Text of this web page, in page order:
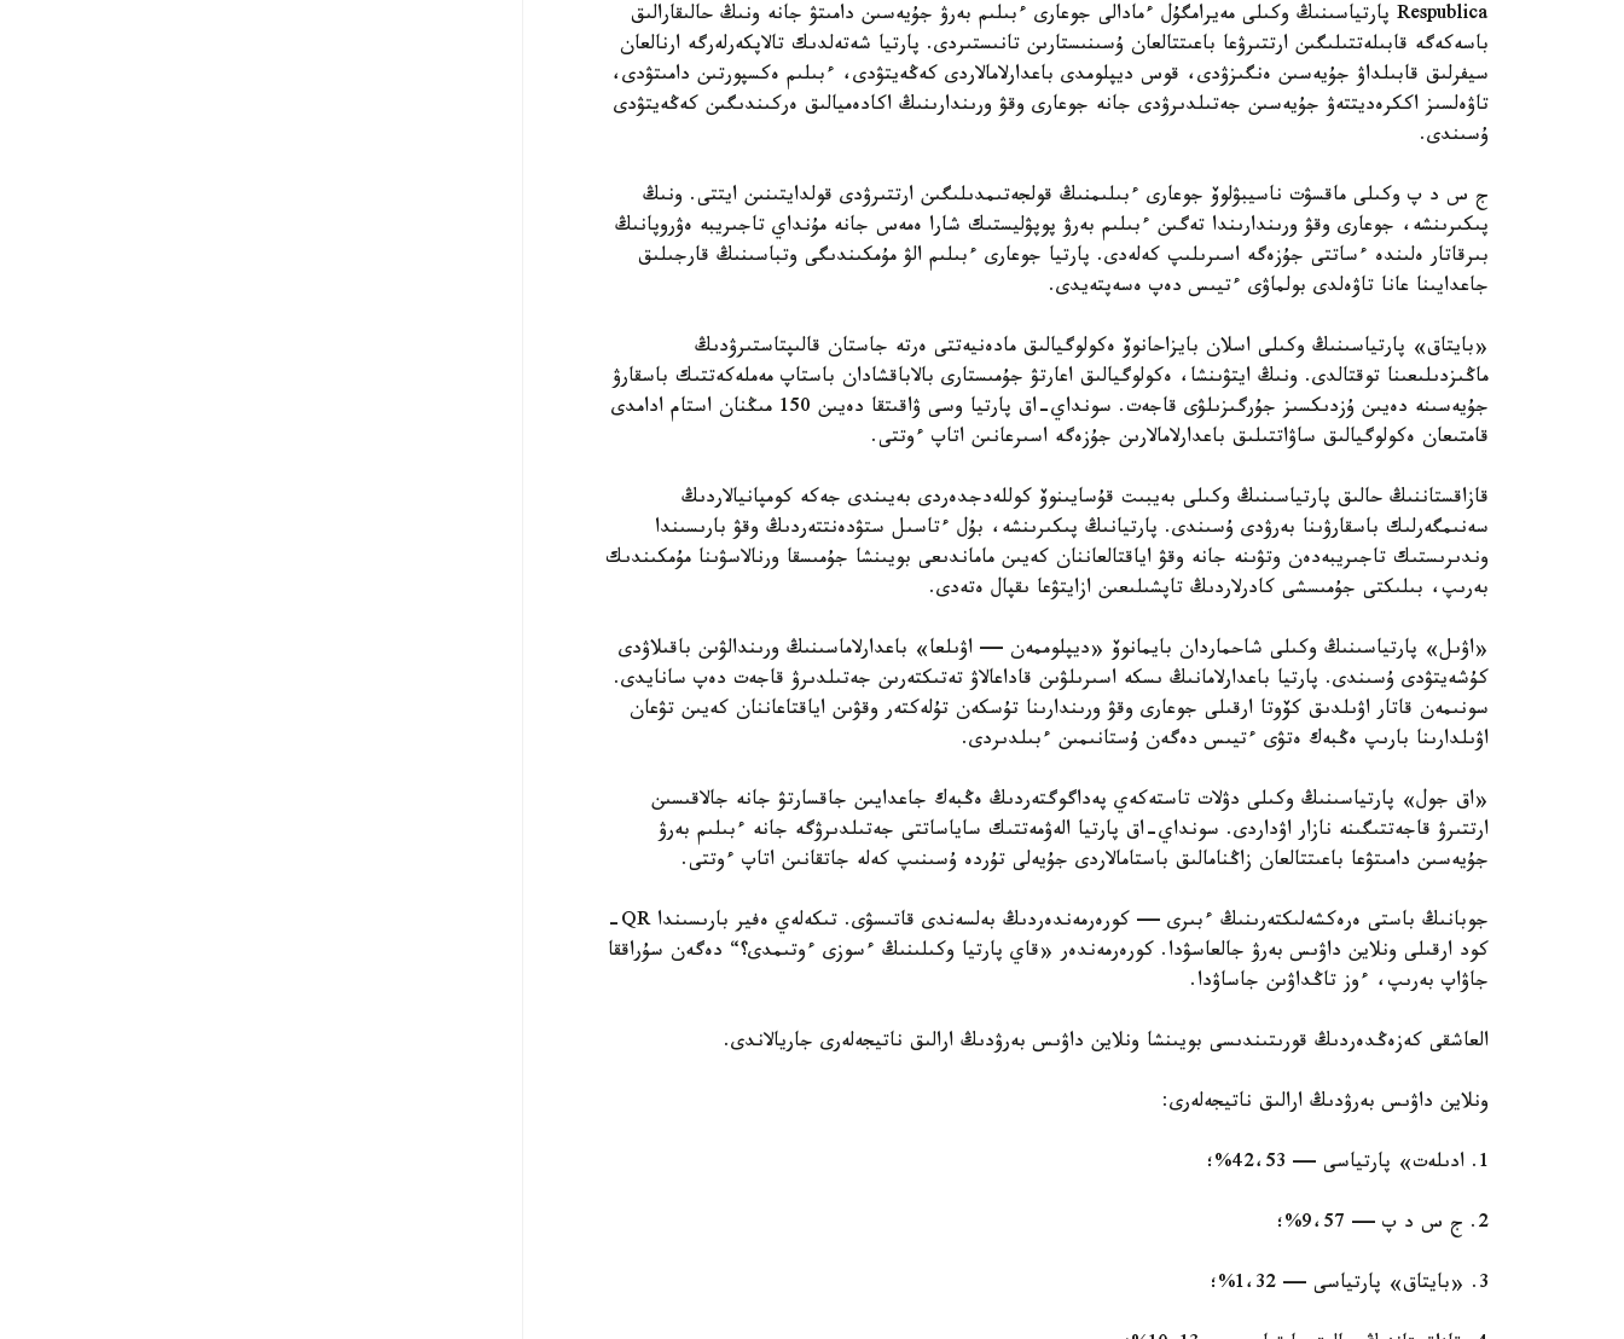
Respublica پارتياسىنىڭ وكىلى مەيرامگۇل ءمادالى جوعارى ءبىلىم بەرۋ جۇيەسىن دامىتۋ جانە ونىڭ حالىقارالىق
باسەكەگە قابىلەتتىلىگىن ارتتىرۋعا باعىتتالعان ۇسىنىستارىن تانىستىردى. پارتيا شەتەلدىك تالاپكەرلەرگە ارنالعان
سيفرلىق قابىلداۋ جۇيەسىن ەنگىزۋدى، قوس ديپلومدى باعدارلامالاردى كەڭەيتۋدى، ءبىلىم ەكسپورتىن دامىتۋدى،
تاۋەلسىز اككرەديتتەۋ جۇيەسىن جەتىلدىرۋدى جانە جوعارى وقۋ ورىندارىنىڭ اكادەميالىق ەركىندىگىن كەڭەيتۋدى
ۇسىندى.
ج س د پ وكىلى ماقسۋت ناسيبۋلوۆ جوعارى ءبىلىمنىڭ قولجەتىمدىلىگىن ارتتىرۋدى قولدايتىنىن ايتتى. ونىڭ
پىكىرىنشە، جوعارى وقۋ ورىندارىندا تەگىن ءبىلىم بەرۋ پوپۋليستىك شارا ەمەس جانە مۇنداي تاجىريبە ەۋروپانىڭ
بىرقاتار ەلىندە ءساتتى جۇزەگە اسىرىلىپ كەلەدى. پارتيا جوعارى ءبىلىم الۋ مۇمكىندىگى وتباسىنىڭ قارجىلىق
جاعدايىنا عانا تاۋەلدى بولماۋى ءتيىس دەپ ەسەپتەيدى.
«بايتاق» پارتياسىنىڭ وكىلى اسلان بايزاحانوۆ ەكولوگيالىق مادەنيەتتى ەرتە جاستان قالىپتاستىرۋدىڭ
ماڭىزدىلىعىنا توقتالدى. ونىڭ ايتۋىنشا، ەكولوگيالىق اعارتۋ جۇمىستارى بالاباقشادان باستاپ مەملەكەتتىك باسقارۋ
جۇيەسىنە دەيىن ۇزدىكسىز جۇرگىزىلۋى قاجەت. سونداي-اق پارتيا وسى ۋاقىتقا دەيىن 150 مىڭنان استام ادامدى
قامتىعان ەكولوگيالىق ساۋاتتىلىق باعدارلامالارىن جۇزەگە اسىرعانىن اتاپ ءوتتى.
قازاقستاننىڭ حالىق پارتياسىنىڭ وكىلى بەيبىت قۇسايىنوۆ كوللەدجدەردى بەيىندى جەكە كومپانيالاردىڭ
سەنىمگەرلىك باسقارۋىنا بەرۋدى ۇسىندى. پارتيانىڭ پىكىرىنشە، بۇل ءتاسىل ستۋدەنتتەردىڭ وقۋ بارىسىندا
وندىرىستىك تاجىريبەدەن وتۋىنە جانە وقۋ اياقتالعاننان كەيىن ماماندىعى بويىنشا جۇمىسقا ورنالاسۋىنا مۇمكىندىك
بەرىپ، بىلىكتى جۇمىسشى كادرلاردىڭ تاپشىلىعىن ازايتۋعا ىقپال ەتەدى.
«اۋىل» پارتياسىنىڭ وكىلى شاحماردان بايمانوۆ «ديپلوممەن — اۋىلعا» باعدارلاماسىنىڭ ورىندالۋىن باقىلاۋدى
كۇشەيتۋدى ۇسىندى. پارتيا باعدارلامانىڭ ىسكە اسىرىلۋىن قاداعالاۋ تەتىكتەرىن جەتىلدىرۋ قاجەت دەپ سانايدى.
سونىمەن قاتار اۋىلدىق كۆوتا ارقىلى جوعارى وقۋ ورىندارىنا تۇسكەن تۇلەكتەر وقۋىن اياقتاعاننان كەيىن تۋعان
اۋىلدارىنا بارىپ ەڭبەك ەتۋى ءتيىس دەگەن ۇستانىمىن ءبىلدىردى.
«اق جول» پارتياسىنىڭ وكىلى دۋلات تاستەكەي پەداگوگتەردىڭ ەڭبەك جاعدايىن جاقسارتۋ جانە جالاقىسىن
ارتتىرۋ قاجەتتىگىنە نازار اۋداردى. سونداي-اق پارتيا الەۋمەتتىك ساياساتتى جەتىلدىرۋگە جانە ءبىلىم بەرۋ
جۇيەسىن دامىتۋعا باعىتتالعان زاڭنامالىق باستامالاردى جۇيەلى تۇردە ۇسىنىپ كەلە جاتقانىن اتاپ ءوتتى.
جوبانىڭ باستى ەرەكشەلىكتەرىنىڭ ءبىرى — كورەرمەندەردىڭ بەلسەندى قاتىسۋى. تىكەلەي ەفير بارىسىندا QR-
كود ارقىلى ونلاين داۋىس بەرۋ جالعاسۋدا. كورەرمەندەر «قاي پارتيا وكىلىنىڭ ءسوزى ءوتىمدى؟“ دەگەن سۇراققا
جاۋاپ بەرىپ، ءوز تاڭداۋىن جاساۋدا.
العاشقى كەزەڭدەردىڭ قورىتىندىسى بويىنشا ونلاين داۋىس بەرۋدىڭ ارالىق ناتيجەلەرى جاريالاندى.
ونلاين داۋىس بەرۋدىڭ ارالىق ناتيجەلەرى:
1. ادىلەت» پارتياسى — 42،53%؛
2. ج س د پ — 9،57%؛
3. «بايتاق» پارتياسى — 1،32%؛